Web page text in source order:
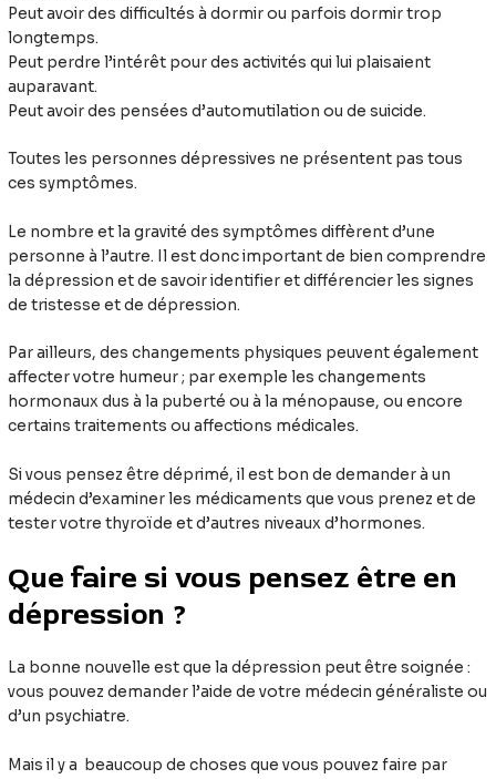
Peut avoir des difficultés à dormir ou parfois dormir trop
longtemps.
Peut perdre l’intérêt pour des activités qui lui plaisaient
auparavant.
Peut avoir des pensées d’automutilation ou de suicide.
Toutes les personnes dépressives ne présentent pas tous
ces symptômes.
Le nombre et la gravité des symptômes diffèrent d’une
personne à l’autre. Il est donc important de bien comprendre
la dépression et de savoir identifier et différencier les signes
de tristesse et de dépression.
Par ailleurs, des changements physiques peuvent également
affecter votre humeur ; par exemple les changements
hormonaux dus à la puberté ou à la ménopause, ou encore
certains traitements ou affections médicales.
Si vous pensez être déprimé, il est bon de demander à un
médecin d’examiner les médicaments que vous prenez et de
tester votre thyroïde et d’autres niveaux d’hormones.
Que faire si vous pensez être en
dépression ?
La bonne nouvelle est que la dépression peut être soignée :
vous pouvez demander l’aide de votre médecin généraliste ou
d’un psychiatre.
Mais il y a beaucoup de choses que vous pouvez faire par